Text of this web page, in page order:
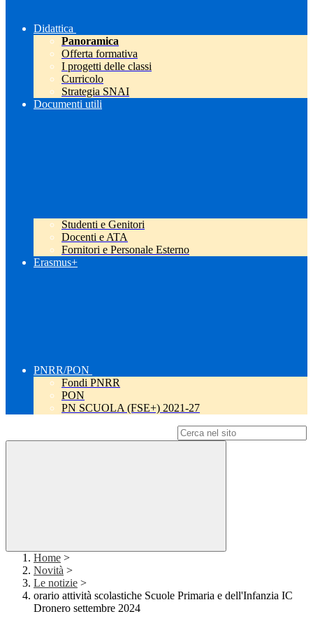
Didattica
Panoramica
Offerta formativa
I progetti delle classi
Curricolo
Strategia SNAI
Documenti utili
Studenti e Genitori
Docenti e ATA
Fornitori e Personale Esterno
Erasmus+
PNRR/PON
Fondi PNRR
PON
PN SCUOLA (FSE+) 2021-27
Home >
Novità >
Le notizie >
orario attività scolastiche Scuole Primaria e dell'Infanzia IC
Dronero settembre 2024